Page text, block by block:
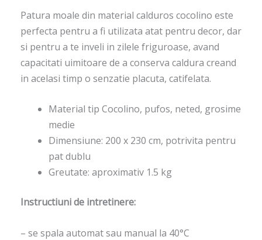
Patura moale din material calduros cocolino este
perfecta pentru a fi utilizata atat pentru decor, dar
si pentru a te inveli in zilele friguroase, avand
capacitati uimitoare de a conserva caldura creand
in acelasi timp o senzatie placuta, catifelata.
Material tip Cocolino, pufos, neted, grosime
medie
Dimensiune: 200 x 230 cm, potrivita pentru
pat dublu
Greutate: aproximativ 1.5 kg
Instructiuni de intretinere:
– se spala automat sau manual la 40°C